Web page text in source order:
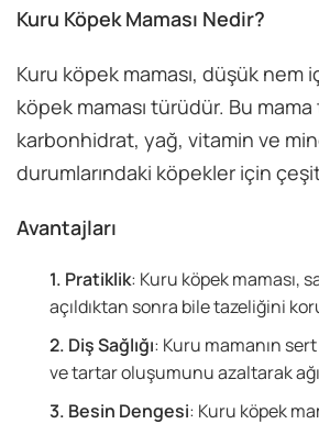
Kuru Köpek Maması Nedir?
Kuru köpek maması, düşük
köpek maması türüdür. Bu
karbonhidrat, yağ, vitamin ve
durumlarındaki köpekler için
Avantajları
Pratiklik: Kuru köpek maması,
açıldıktan sonra bile tazeliğini
Diş Sağlığı: Kuru mamanın
ve tartar oluşumunu azaltarak
Besin Dengesi: Kuru köpek